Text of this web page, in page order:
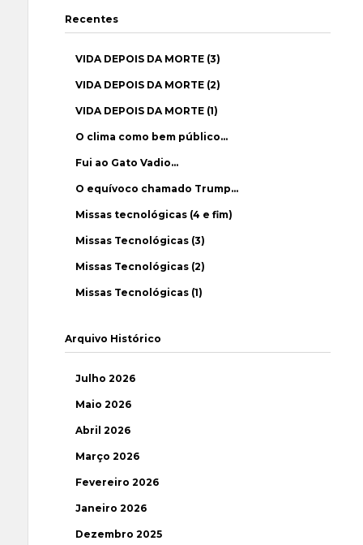
Recentes
VIDA DEPOIS DA MORTE (3)
VIDA DEPOIS DA MORTE (2)
VIDA DEPOIS DA MORTE (1)
O clima como bem público…
Fui ao Gato Vadio…
O equívoco chamado Trump…
Missas tecnológicas (4 e fim)
Missas Tecnológicas (3)
Missas Tecnológicas (2)
Missas Tecnológicas (1)
Arquivo Histórico
Julho 2026
Maio 2026
Abril 2026
Março 2026
Fevereiro 2026
Janeiro 2026
Dezembro 2025